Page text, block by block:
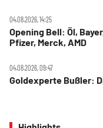
04.08.2026, 14:25
Opening Bell: Öl,
Pfizer, Merck, AMD
04.08.2026, 09:47
Goldexperte Bußler: